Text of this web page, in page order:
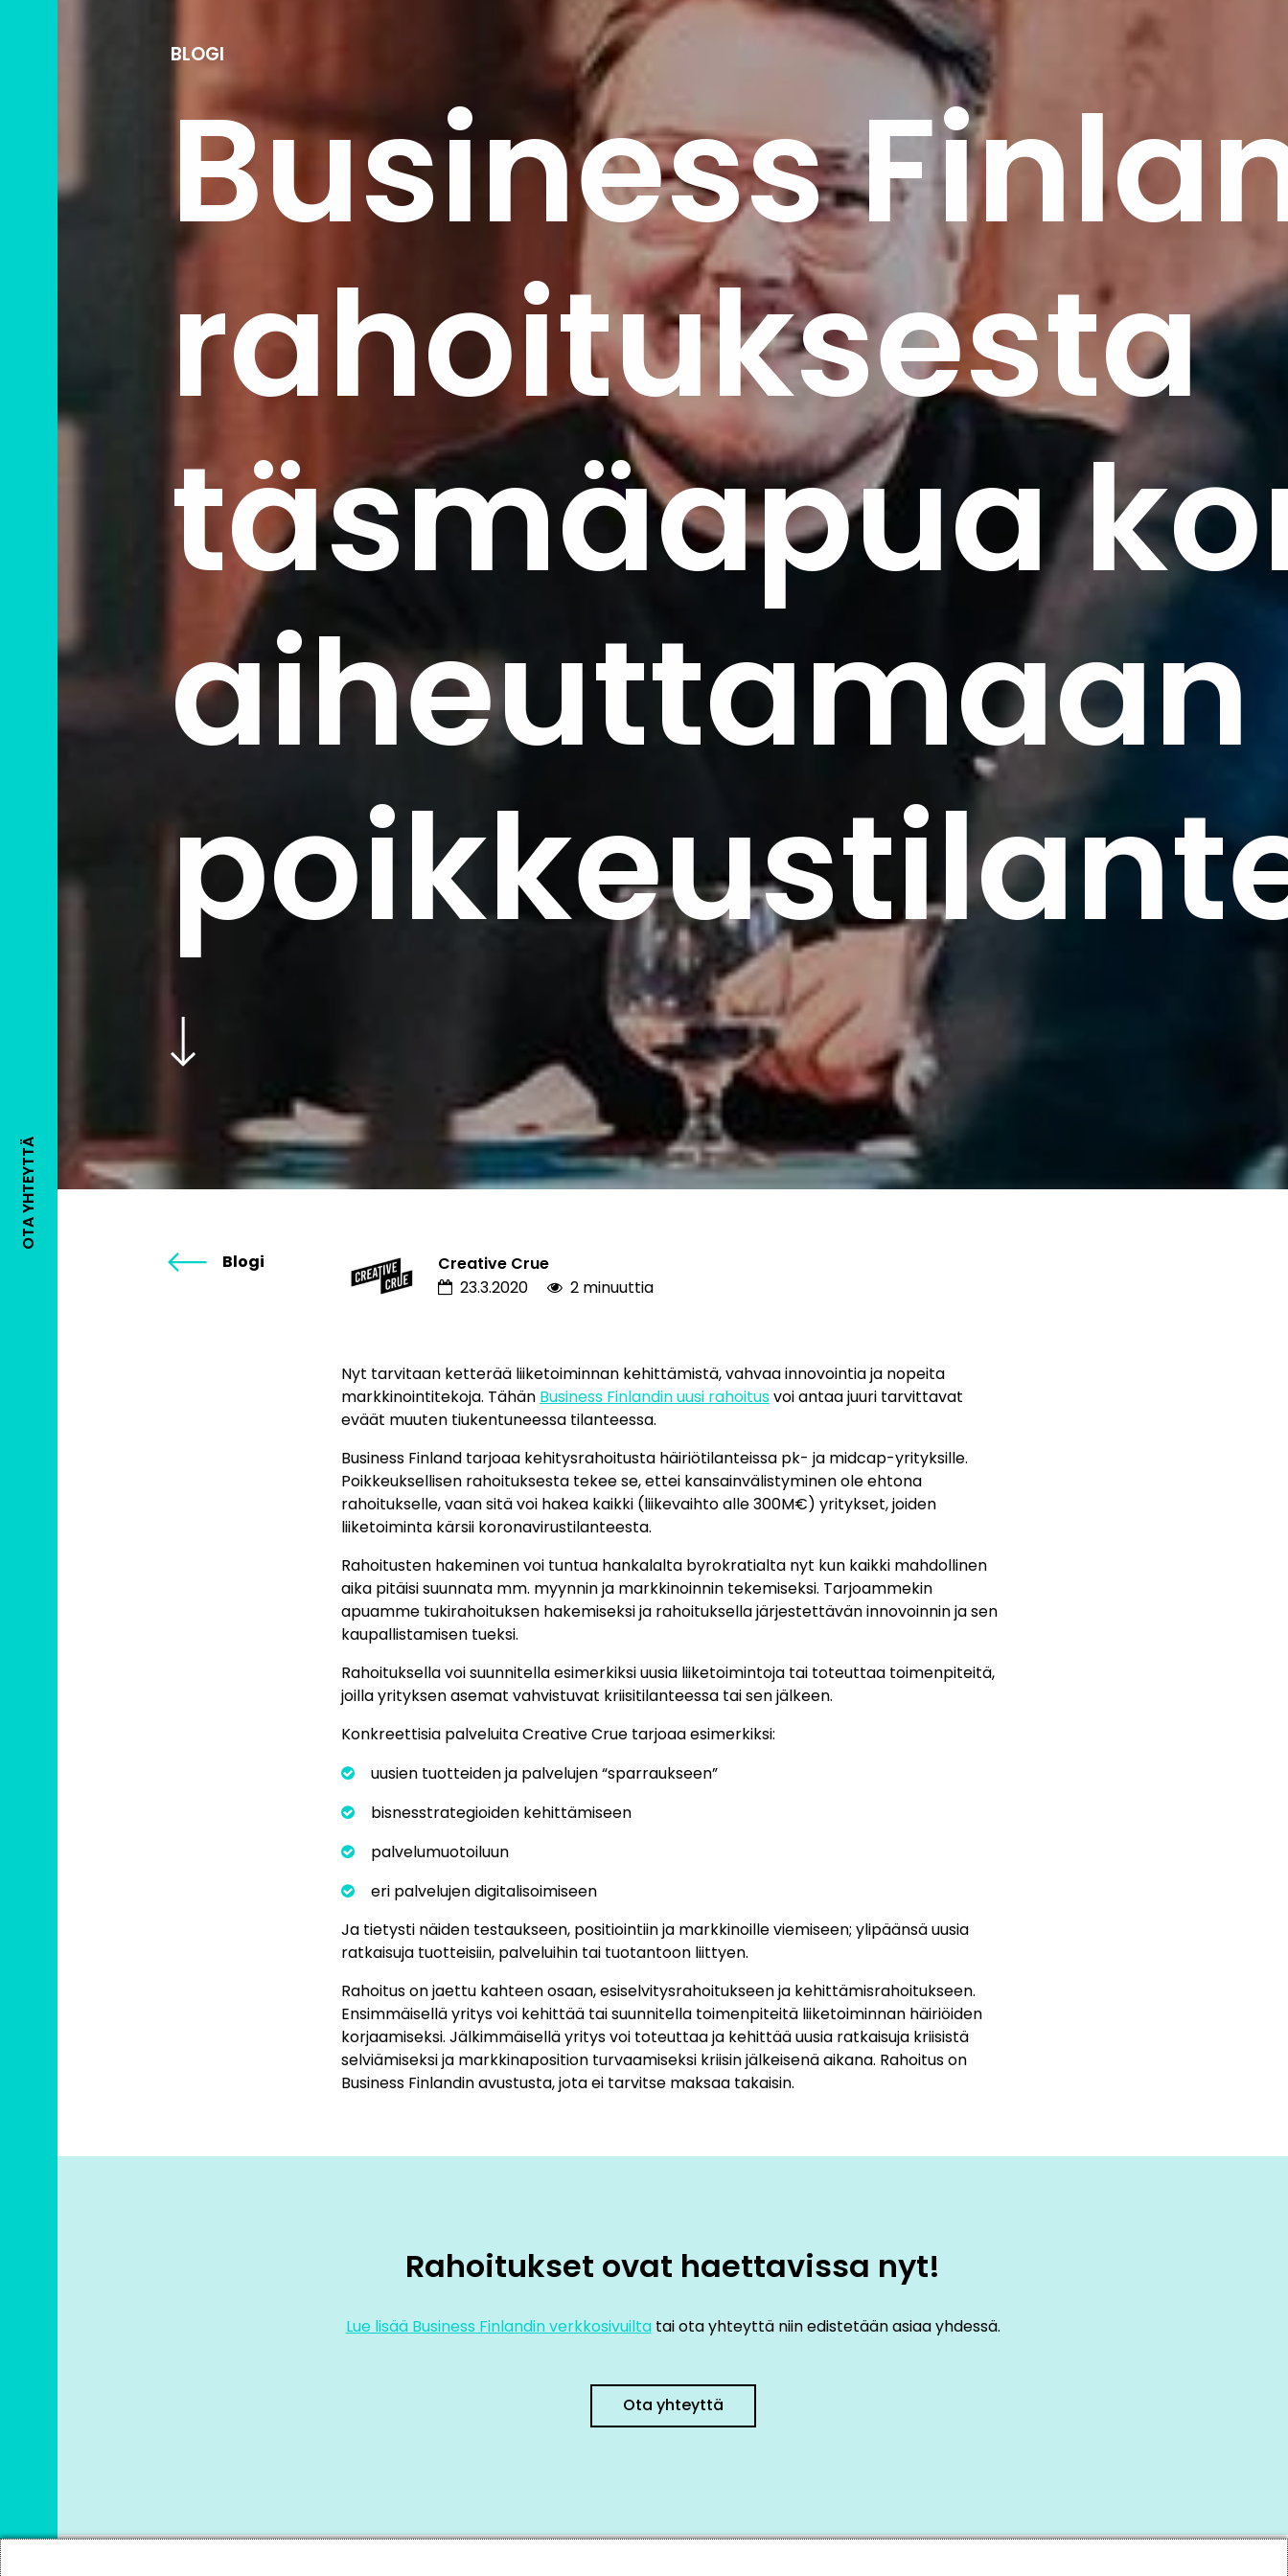
OTA YHTEYTTÄ
BLOGI
Business
rahoituksesta
täsmäapua
aiheuttamaan
Blogi
Creative Crue
23.3.2020
2 minuuttia
Nyt tarvitaan ketterää liiketoiminnan kehittämistä, vahvaa innovointia ja nopeita
markkinointitekoja. Tähän Business Finlandin uusi rahoitusvoi antaa juuri tarvittavat
eväät muuten tiukentuneessa tilanteessa.
Business Finland tarjoaa kehitysrahoitusta häiriötilanteissa pk- ja midcap-yrityksille.
Poikkeuksellisen rahoituksesta tekee se, ettei kansainvälistyminen ole ehtona
rahoitukselle, vaan sitä voi hakea kaikki (liikevaihto alle 300M€) yritykset, joiden
liiketoiminta kärsii koronavirustilanteesta.
Rahoitusten hakeminen voi tuntua hankalalta byrokratialta nyt kun kaikki mahdollinen
aika pitäisi suunnata mm. myynnin ja markkinoinnin tekemiseksi. Tarjoammekin
apuamme tukirahoituksen hakemiseksi ja rahoituksella järjestettävän innovoinnin ja sen
kaupallistamisen tueksi.
Rahoituksella voi suunnitella esimerkiksi uusia liiketoimintoja tai toteuttaa toimenpiteitä,
joilla yrityksen asemat vahvistuvat kriisitilanteessa tai sen jälkeen.
Konkreettisia palveluita Creative Crue tarjoaa esimerkiksi:
uusien tuotteiden ja palvelujen “sparraukseen”
bisnesstrategioiden kehittämiseen
palvelumuotoiluun
eri palvelujen digitalisoimiseen
Ja tietysti näiden testaukseen, positiointiin ja markkinoille viemiseen; ylipäänsä uusia
ratkaisuja tuotteisiin, palveluihin tai tuotantoon liittyen.
Rahoitus on jaettu kahteen osaan, esiselvitysrahoitukseen ja kehittämisrahoitukseen.
Ensimmäisellä yritys voi kehittää tai suunnitella toimenpiteitä liiketoiminnan häiriöiden
korjaamiseksi. Jälkimmäisellä yritys voi toteuttaa ja kehittää uusia ratkaisuja kriisistä
selviämiseksi ja markkinaposition turvaamiseksi kriisin jälkeisenä aikana. Rahoitus on
Business Finlandin avustusta, jota ei tarvitse maksaa takaisin.
Rahoitukset ovat haettavissa nyt!
Lue lisää Business Finlandin verkkosivuiltatai ota yhteyttä niin edistetään asiaa yhdessä.
Ota yhteyttä